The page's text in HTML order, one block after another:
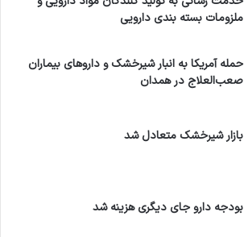
ملزومات بسته بندی دارویی
حمله آمریکا به انبار شیرخشک و داروهای بیماران
صعب‌العلاج در همدان
بازار شیرخشک متعادل شد
بودجه دارو جای دیگری هزینه شد